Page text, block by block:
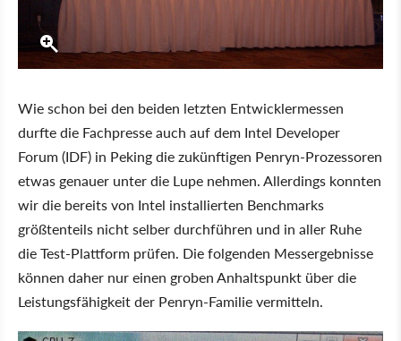
Wie schon bei den beiden letzten Entwicklermessen
durfte die Fachpresse auch auf dem Intel Developer
Forum (IDF) in Peking die zukünftigen Penryn-Prozessoren
etwas genauer unter die Lupe nehmen. Allerdings konnten
wir die bereits von Intel installierten Benchmarks
größtenteils nicht selber durchführen und in aller Ruhe
die Test-Plattform prüfen. Die folgenden Messergebnisse
können daher nur einen groben Anhaltspunkt über die
Leistungsfähigkeit der Penryn-Familie vermitteln.